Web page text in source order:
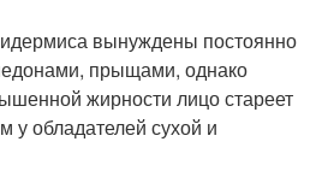
вынуждены постоянно
прыщами, однако
жирности лицо стареет
у обладателей сухой и